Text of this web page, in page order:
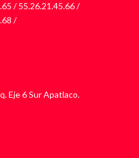
/55.26.21.45.66/
/
Eje 6 Sur Apatlaco.